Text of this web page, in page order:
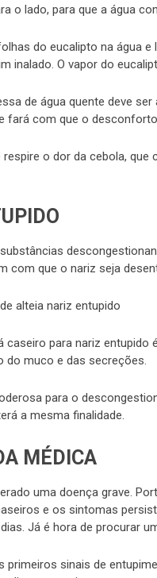
o lado, para que a água
do eucalipto na água
inalado. O vapor do
de água quente deve
fará com que o
o dor da cebola,
com que o nariz seja
caseiro para nariz entupido
do muco e das secreções.
para o
a mesma finalidade.
MÉDICA
uma doença grave.
e os sintomas
Já é hora de procurar
sinais de